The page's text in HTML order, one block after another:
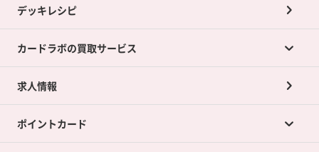
デッキレシピ
カードラボの買取サービス
カードラボの買取サービスTOP
店舗買取について
求人情報
ポイントカード